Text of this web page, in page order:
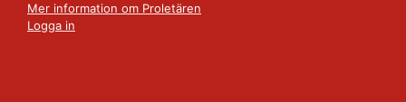
Mer information om Proletären
Logga in